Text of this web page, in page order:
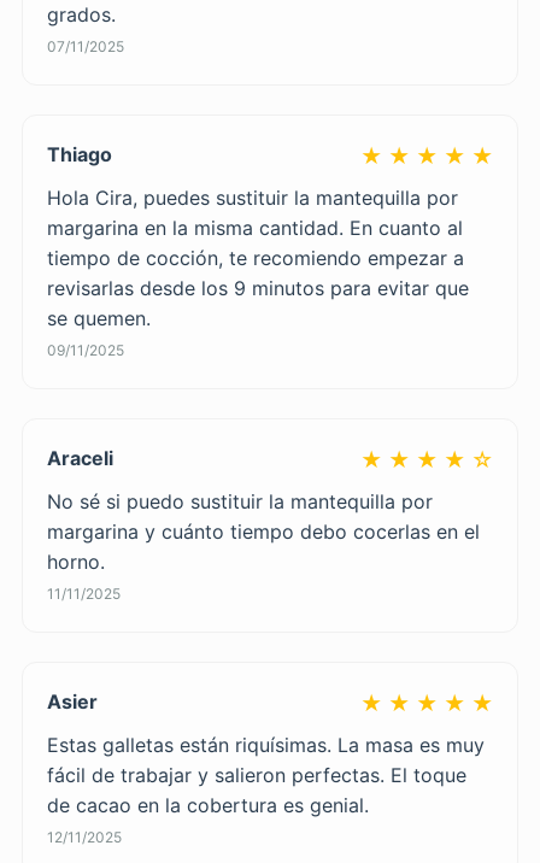
grados.
07/11/2025
Thiago ★ ★ ★ ★ ★
Hola Cira, puedes sustituir la mantequilla por
margarina en la misma cantidad. En cuanto al
tiempo de cocción, te recomiendo empezar a
revisarlas desde los 9 minutos para evitar que
se quemen.
09/11/2025
Araceli ★ ★ ★ ★ ☆
No sé si puedo sustituir la mantequilla por
margarina y cuánto tiempo debo cocerlas en el
horno.
11/11/2025
Asier ★ ★ ★ ★ ★
Estas galletas están riquísimas. La masa es muy
fácil de trabajar y salieron perfectas. El toque
de cacao en la cobertura es genial.
12/11/2025